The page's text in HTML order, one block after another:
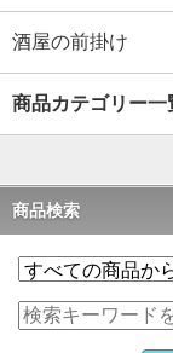
酒屋の前掛け
商品カテゴリー一
商品検索